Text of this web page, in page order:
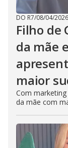
DO R7/08/04/2026
Filho de
da mãe
maior
Com
da mãe com